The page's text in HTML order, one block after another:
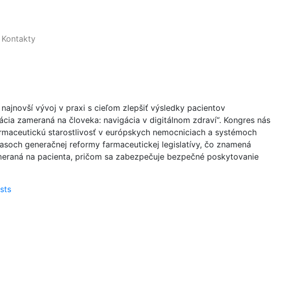
Kontakty
vývoj v praxi s cieľom zlepšiť výsledky pacientov
zameraná na človeka: navigácia v digitálnom zdraví“. Kongres nás
starostlivosť v európskych nemocniciach a systémoch
generačnej reformy farmaceutickej legislatívy, čo znamená
na pacienta, pričom sa zabezpečuje bezpečné poskytovanie